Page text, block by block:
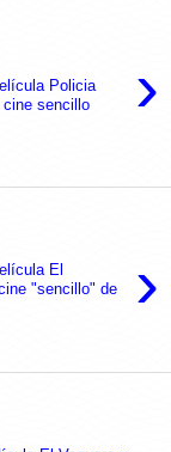
›
Policia
sencillo
›
El
"sencillo" de